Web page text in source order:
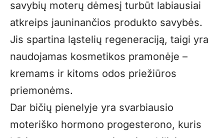
savybių moterų dėmesį turbūt labiausiai
atkreips jauninančios produkto savybės.
Jis spartina ląstelių regeneraciją, taigi yra
naudojamas kosmetikos pramonėje –
kremams ir kitoms odos priežiūros
priemonėms.
Dar bičių pienelyje yra svarbiausio
moteriško hormono progesterono, kuris